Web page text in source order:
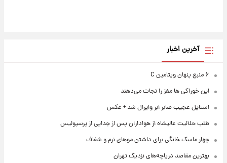
آخرین اخبار
۶ منبع پنهان ویتامین C
این خوراکی ها مغز را نجات می‌دهند
استایل عجیب صابر ابر وایرال شد + عکس
طلب حلالیت عالیشاه از هواداران پس از جدایی از پرسپولیس
چهار ماسک خانگی برای داشتن موهای نرم و شفاف
بهترین مقاصد دریاچه‌های نزدیک تهران